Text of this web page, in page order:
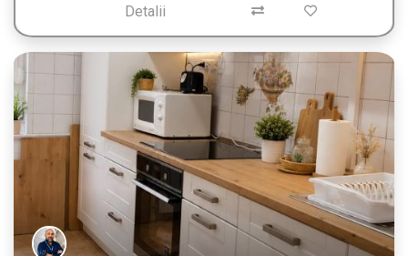
Detalii